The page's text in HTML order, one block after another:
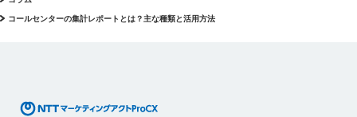
コールセンターの集計レポートとは？主な種類と活用方法